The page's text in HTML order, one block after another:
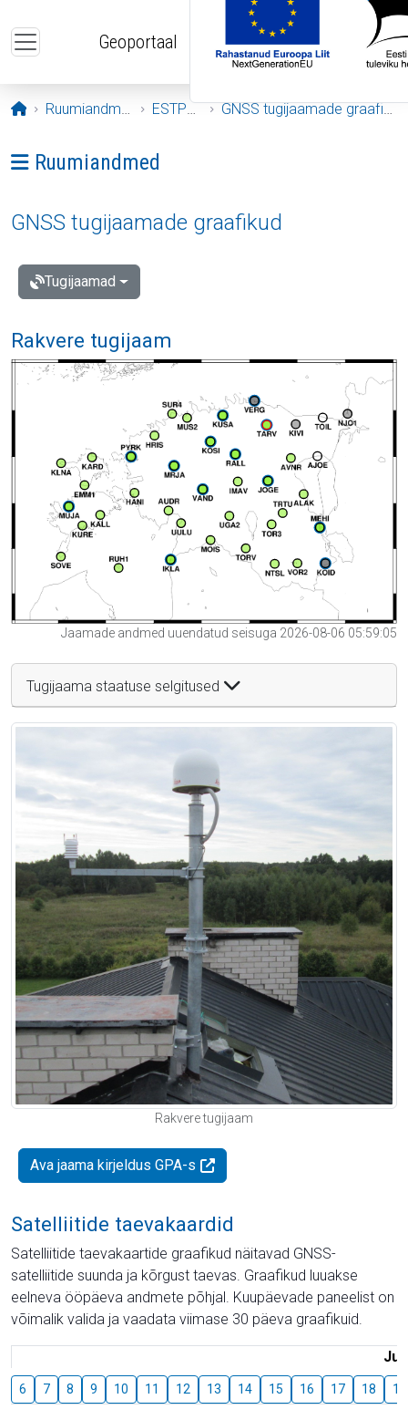
Geoportaal
Avaleht
Ruumiandmed ESTPOS GNSS tugijaamade graafikud
Ava menüü: Ruumiandmed
Ruumiandmed
GNSS tugijaamade graafikud
Tugijaamad
Rakvere tugijaam
Jaamade andmed uuendatud seisuga 2026-08-06 05:59:05
Tugijaama staatuse selgitused
Rakvere tugijaam
Ava jaama kirjeldus GPA-s
Satelliitide taevakaardid
Satelliitide taevakaartide graafikud näitavad GNSS-
satelliitide suunda ja kõrgust taevas. Graafikud luuakse
eelneva ööpäeva andmete põhjal. Kuupäevade paneelist on
võimalik valida ja vaadata viimase 30 päeva graafikuid.
6 7 8 9 10 11 12 13 14 15 16 17 18 19